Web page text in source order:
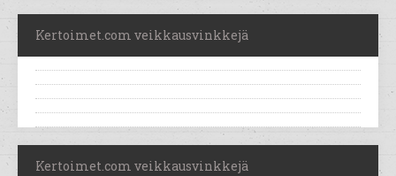
Kertoimet.com veikkausvinkkejä
Kertoimet.com veikkausvinkkejä